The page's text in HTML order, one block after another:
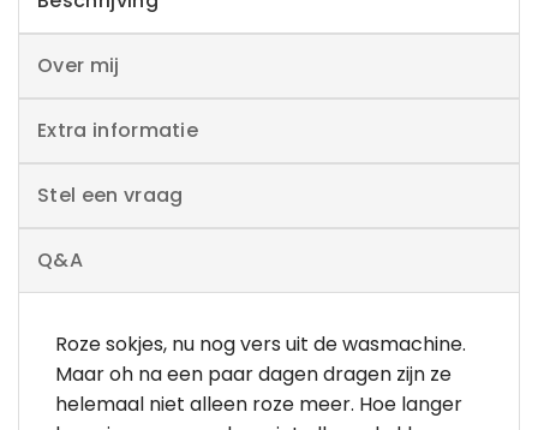
Over mij
Extra informatie
Stel een vraag
Q&A
Roze sokjes, nu nog vers uit de wasmachine.
Maar oh na een paar dagen dragen zijn ze
helemaal niet alleen roze meer. Hoe langer